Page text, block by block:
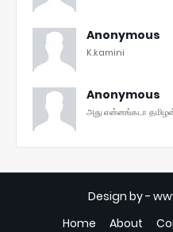
Anonymous
K.kamini
Anonymous
அது என்னங்கடா தமிழன்
Design by -
Home
About